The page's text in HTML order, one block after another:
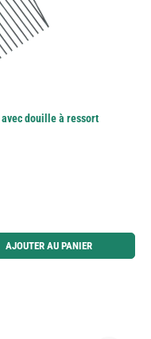
douille à ressort
les boutons pour augmenter ou
AJOUTER AU PANIER